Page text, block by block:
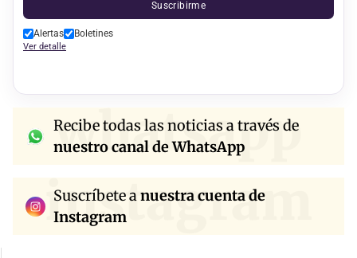
Suscribirme
Alertas Boletines
Ver detalle
whatsapp
Recibe todas las noticias a través de
nuestro canal de WhatsApp
instagram
Suscríbete anuestra cuenta de
Instagram